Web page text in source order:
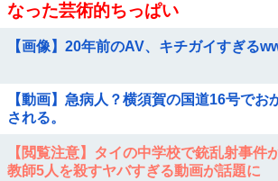
なった芸術的ちっぱい
【画像】20年前のAV、キチガイすぎる
【動画】急病人？横須賀の国道16号でお
される。
【閲覧注意】タイの中学校で銃乱射事件
教師5人を殺すヤバすぎる動画が話題に